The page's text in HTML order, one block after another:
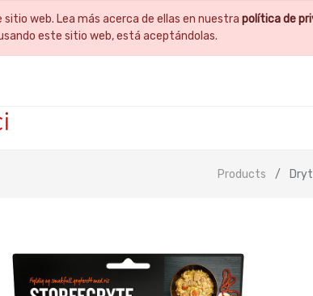
sitio web. Lea más acerca de ellas en nuestrapolítica de
este sitio web, está aceptándolas.
Products